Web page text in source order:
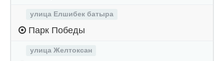
улица Елшибек батыра
Парк Победы
улица Желтоксан